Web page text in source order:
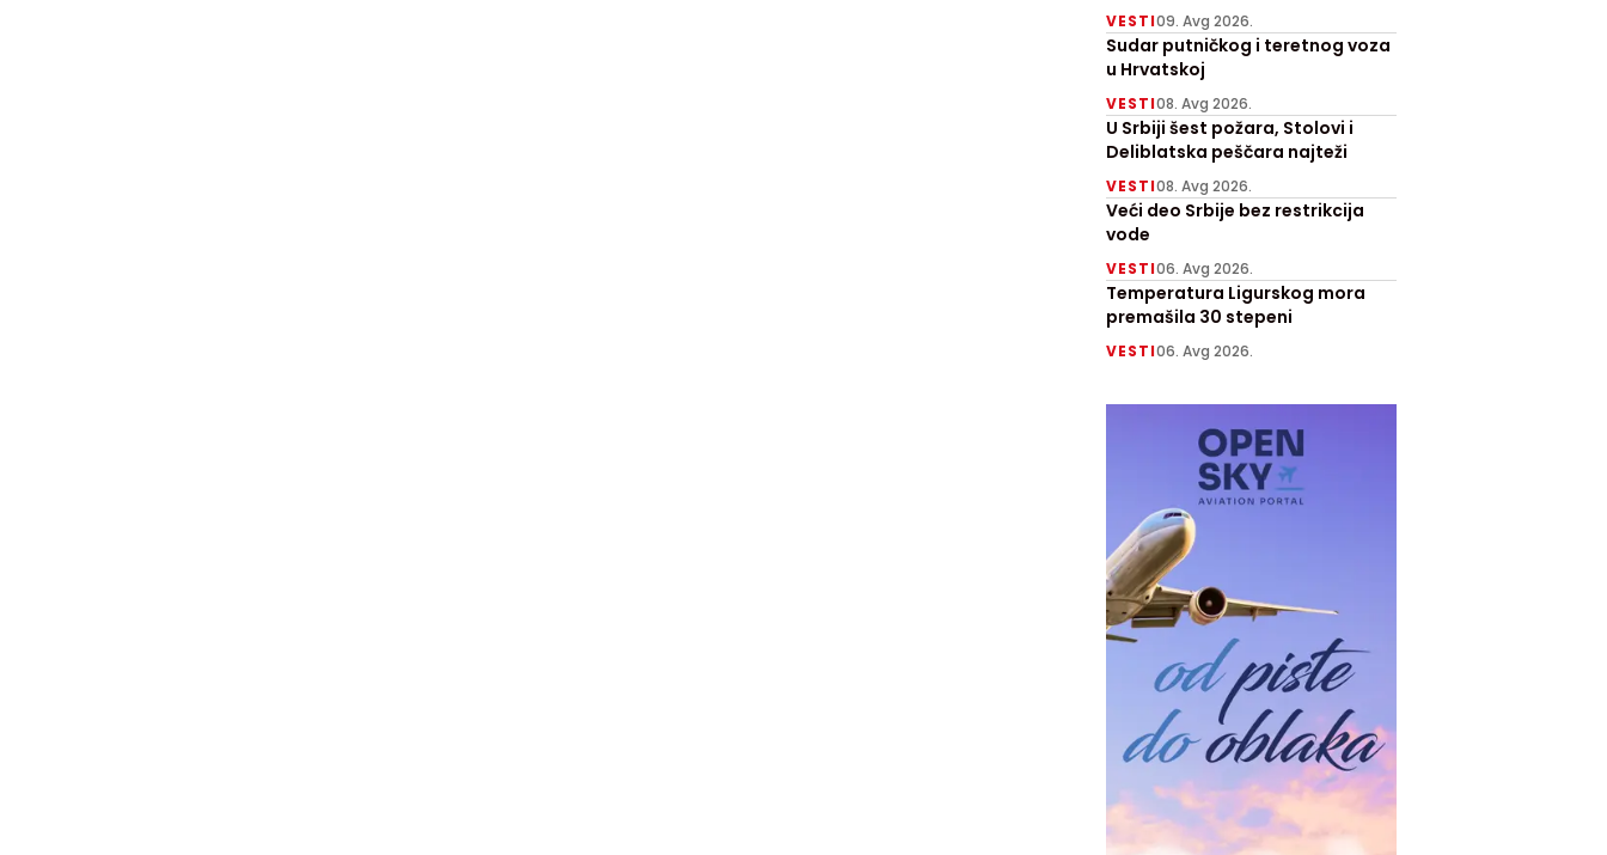
VESTI09. Avg 2026.
Sudar putničkog i teretnog voza
u Hrvatskoj
VESTI08. Avg 2026.
U Srbiji šest požara, Stolovi i
Deliblatska peščara najteži
VESTI08. Avg 2026.
Veći deo Srbije bez restrikcija
vode
VESTI06. Avg 2026.
Temperatura Ligurskog mora
premašila 30 stepeni
VESTI06. Avg 2026.